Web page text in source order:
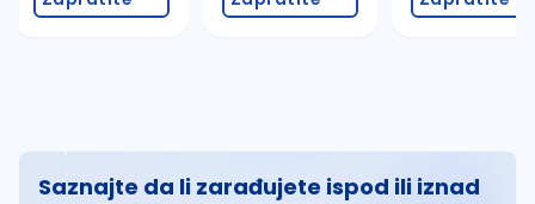
Saznajte da li zarađujete ispod ili iznad